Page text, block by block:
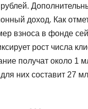
доход. Как
взноса в фонде
рост числа
получат около 1
них составит 27